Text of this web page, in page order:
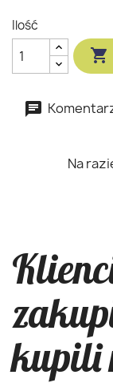
Ilość

Na
kupili